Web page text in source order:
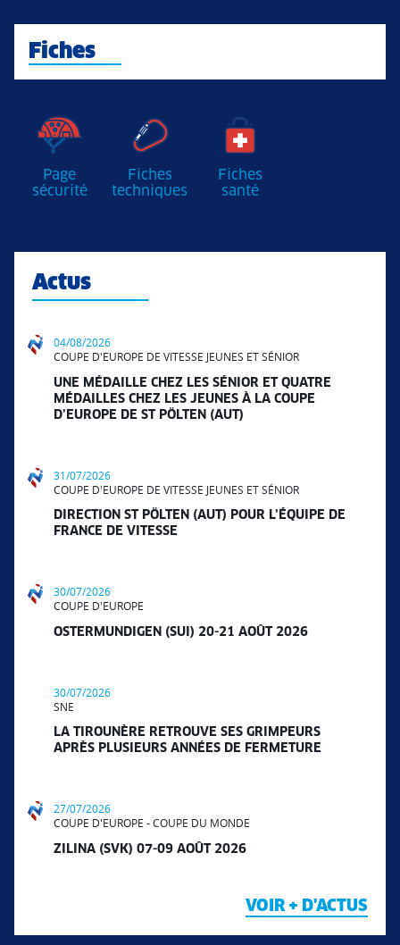
Fiches
Page
sécurité
Fiches
techniques
Fiches
santé
Actus
04/08/2026
COUPE D'EUROPE DE VITESSE JEUNES ET SÉNIOR
UNE MÉDAILLE CHEZ LES SÉNIOR ET QUATRE
MÉDAILLES CHEZ LES JEUNES À LA COUPE
D’EUROPE DE ST PÖLTEN (AUT)
31/07/2026
COUPE D'EUROPE DE VITESSE JEUNES ET SÉNIOR
DIRECTION ST PÖLTEN (AUT) POUR L’ÉQUIPE DE
FRANCE DE VITESSE
30/07/2026
COUPE D'EUROPE
OSTERMUNDIGEN (SUI) 20-21 AOÛT 2026
30/07/2026
SNE
LA TIROUNÈRE RETROUVE SES GRIMPEURS
APRÈS PLUSIEURS ANNÉES DE FERMETURE
27/07/2026
COUPE D'EUROPE - COUPE DU MONDE
ZILINA (SVK) 07-09 AOÛT 2026
VOIR + D'ACTUS